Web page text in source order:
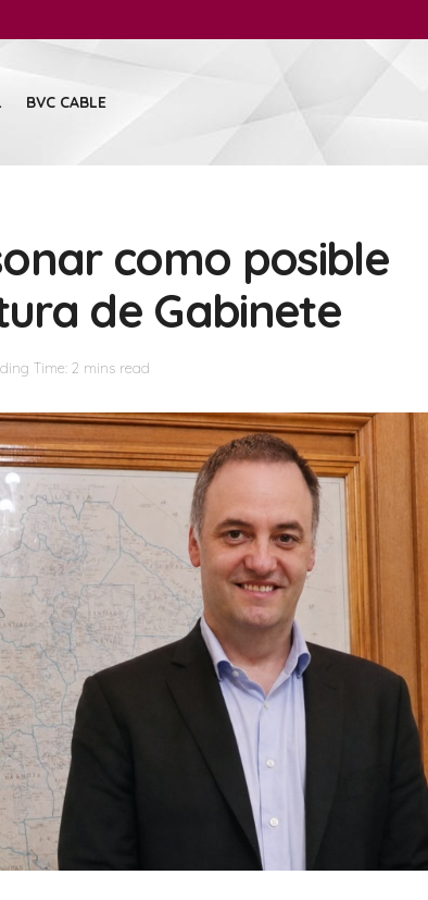
BVC CABLE
como posible
de Gabinete
Time: 2 mins read